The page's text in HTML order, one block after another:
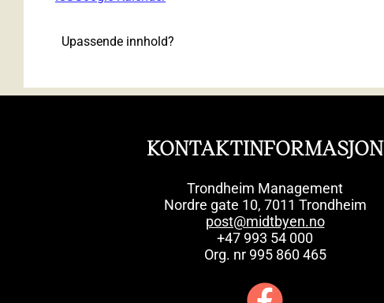
Upassende innhold?
KONTAKTINFORMASJON
Trondheim Management
Nordre gate 10, 7011 Trondheim
post@midtbyen.no
+47 993 54 000
Org. nr 995 860 465